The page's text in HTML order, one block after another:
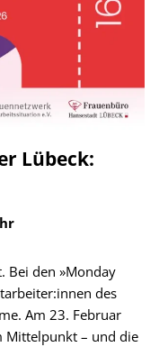
Lübeck:
Bei den »Monday
des
Am 23. Februar
Mittelpunkt – und die